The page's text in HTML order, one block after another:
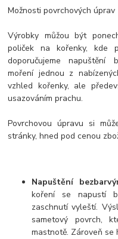
Možnosti povrchových úprav
Výrobky můžou být
poliček na kořenky, kde
doporučujeme napuštění
moření jednou z
vzhled kořenky, ale
usazováním prachu.
Povrchovou úpravu si
stránky, hned pod cenou
Napuštění
koření se napustí
zaschnutí vyleští.
sametový povrch,
mastnotě. Zároveň se